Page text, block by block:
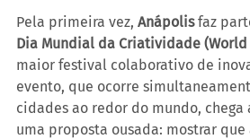
Pela primeira vez, Anápolis faz
Dia Mundial da Criatividade
maior festival colaborativo de
evento, que ocorre
cidades ao redor do mundo,
uma proposta ousada: mostrar